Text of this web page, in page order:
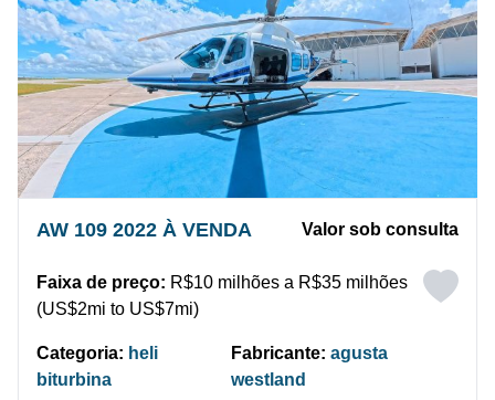
AW 109 2022 À VENDA Valor sob consulta
Faixa de preço: R$10 milhões a R$35 milhões
(US$2mi to US$7mi)
Categoria: heli
biturbina
Fabricante: agusta
westland